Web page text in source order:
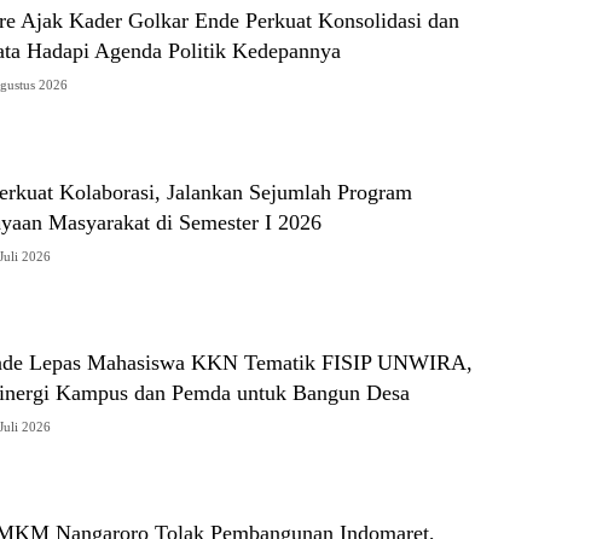
Ajak Kader Golkar Ende Perkuat Konsolidasi dan
Hadapi Agenda Politik Kedepannya
2026
Kolaborasi, Jalankan Sejumlah Program
Masyarakat di Semester I 2026
2026
Lepas Mahasiswa KKN Tematik FISIP UNWIRA,
Kampus dan Pemda untuk Bangun Desa
2026
Nangaroro Tolak Pembangunan Indomaret,